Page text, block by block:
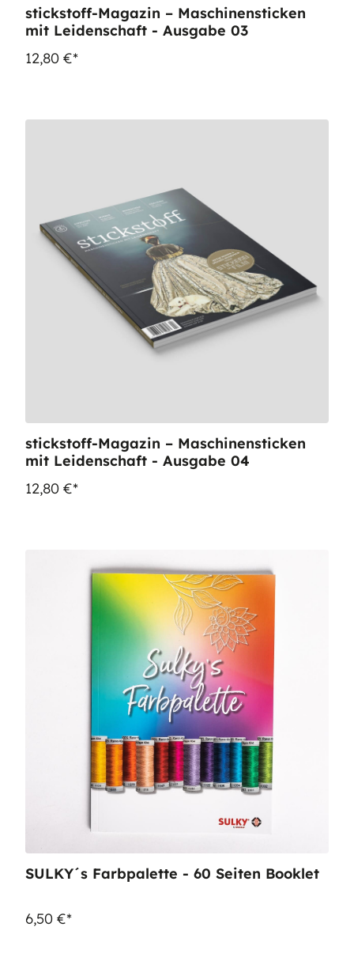
stickstoff-Magazin – Maschinensticken
mit Leidenschaft - Ausgabe 03
12,80 €*
stickstoff-Magazin – Maschinensticken
mit Leidenschaft - Ausgabe 04
12,80 €*
SULKY´s Farbpalette - 60 Seiten Booklet
6,50 €*